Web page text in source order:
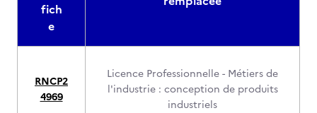
fich
e
RNCP2
4969
Licence Professionnelle - Métiers de
l'industrie : conception de produits
industriels